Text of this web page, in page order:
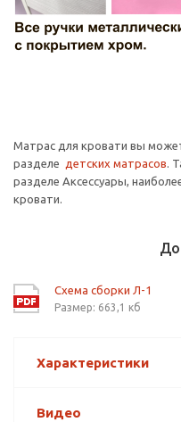
Матрас для кровати вы
разделе детских матрасов.
разделе Аксессуары,
кровати.
Схема сборки Л-1
Размер: 663,1 кб
Характеристики
Видео